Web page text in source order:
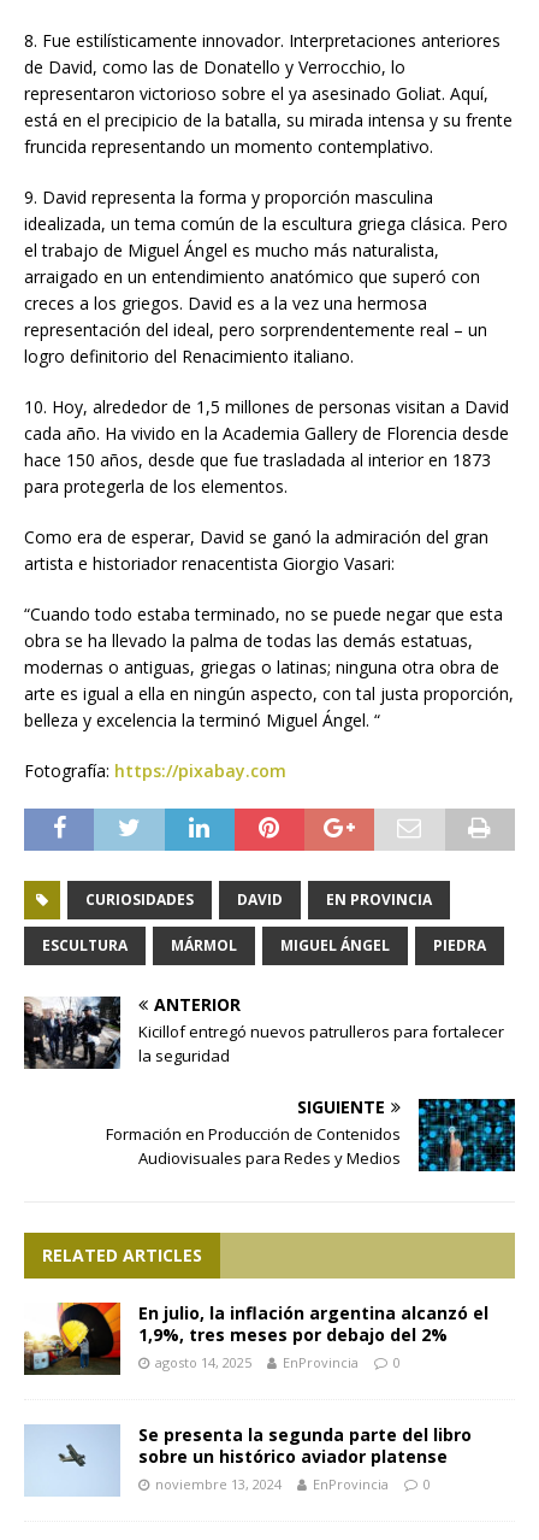
8. Fue estilísticamente innovador. Interpretaciones anteriores
de David, como las de Donatello y Verrocchio, lo
representaron victorioso sobre el ya asesinado Goliat. Aquí,
está en el precipicio de la batalla, su mirada intensa y su frente
fruncida representando un momento contemplativo.
9. David representa la forma y proporción masculina
idealizada, un tema común de la escultura griega clásica. Pero
el trabajo de Miguel Ángel es mucho más naturalista,
arraigado en un entendimiento anatómico que superó con
creces a los griegos. David es a la vez una hermosa
representación del ideal, pero sorprendentemente real – un
logro definitorio del Renacimiento italiano.
10. Hoy, alrededor de 1,5 millones de personas visitan a David
cada año. Ha vivido en la Academia Gallery de Florencia desde
hace 150 años, desde que fue trasladada al interior en 1873
para protegerla de los elementos.
Como era de esperar, David se ganó la admiración del gran
artista e historiador renacentista Giorgio Vasari:
“Cuando todo estaba terminado, no se puede negar que esta
obra se ha llevado la palma de todas las demás estatuas,
modernas o antiguas, griegas o latinas; ninguna otra obra de
arte es igual a ella en ningún aspecto, con tal justa proporción,
belleza y excelencia la terminó Miguel Ángel. “
Fotografía: https://pixabay.com
CURIOSIDADES DAVID EN PROVINCIA
ESCULTURA MÁRMOL MIGUEL ÁNGEL PIEDRA
ANTERIOR
Kicillof entregó nuevos patrulleros para fortalecer
la seguridad
SIGUIENTE
Formación en Producción de Contenidos
Audiovisuales para Redes y Medios
RELATED ARTICLES
En julio, la inflación argentina alcanzó el
1,9%, tres meses por debajo del 2%
agosto 14, 2025 EnProvincia 0
Se presenta la segunda parte del libro
sobre un histórico aviador platense
noviembre 13, 2024 EnProvincia 0